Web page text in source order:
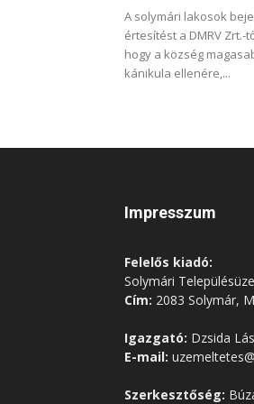
A solymári lakosok
értesítést a DMRV Zrt.-
hogy a község
kánikula ellenére,...
Impresszum
Felelős kiadó:
Solymári
Cím: 2083 Solymár,
Igazgató: Dzsida
E-mail:
Szerkesztőség: